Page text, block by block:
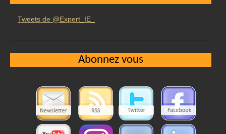
Tweets de @Expert_IE_
Abonnez vous